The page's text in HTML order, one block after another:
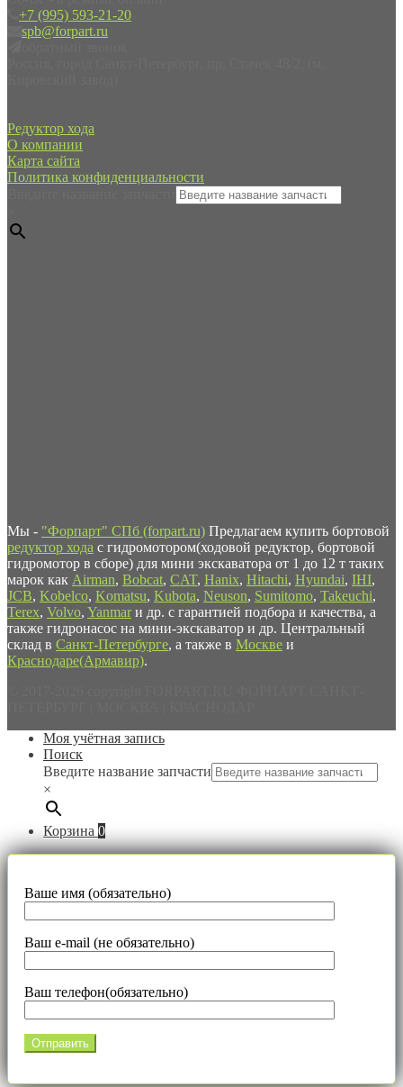
+7 (995) 593-21-20
spb@forpart.ru
Редуктор хода
О компании
Карта сайта
Политика конфиденциальности
Мы - "Форпарт" СПб (forpart.ru) Предлагаем купить бортовой
редуктор хода с гидромотором(ходовой редуктор, бортовой
гидромотор в сборе) для мини экскаватора от 1 до 12 т таких
марок как Airman, Bobcat, CAT, Hanix, Hitachi, Hyundai, IHI,
JCB, Kobelco, Komatsu, Kubota, Neuson, Sumitomo, Takeuchi,
Terex, Volvo, Yanmar и др. с гарантией подбора и качества, а
также гидронасос на мини-экскаватор и др. Центральный
склад в Санкт-Петербурге, а также в Москве и
Краснодаре(Армавир).
Моя учётная запись
Поиск
Введите название запчасти
×
Корзина 0
Ваше имя (обязательно)
Ваш e-mail (не обязательно)
Ваш телефон(обязательно)